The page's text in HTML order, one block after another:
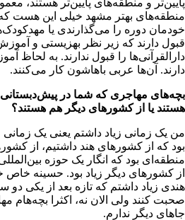
منطقه‌های بهتر مشهد خیلی این هست که
خودمان دوره را می‌گذارندی یا
قبول دارند که زیر نظر بهزیستی و
دارالقرآنی‌ها را قبول ندارند. به لحاظ
دارند. آن‌ها عربی باهاشون کار می‌کنند.
بچه‌های مهاجری که شما در پیش‌دبستانی
هستند یا از کشورهای دیگر هم هستند؟
من یک زمانی زیاد داشتم یعنی یک
بود که از کشورهای هند داشتیم، از
منطقه‌ای بود که انگار یک حوزه بین‌المللی
از کشورهای دیگر زیاد بود. حسینه خاص
هندی زیاد داشتم که تازه بعد از یکی
صحبت کنند ولی الان نه، اکثرا بچه‌هام
جاهای دیگر ندارم.